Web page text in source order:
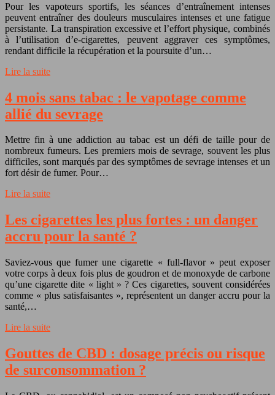
Pour les vapoteurs sportifs, les séances d’entraînement intenses
peuvent entraîner des douleurs musculaires intenses et une fatigue
persistante. La transpiration excessive et l’effort physique, combinés
à l’utilisation d’e-cigarettes, peuvent aggraver ces symptômes,
rendant difficile la récupération et la poursuite d’un…
Lire la suite
4 mois sans tabac : le vapotage comme
allié du sevrage
Mettre fin à une addiction au tabac est un défi de taille pour de
nombreux fumeurs. Les premiers mois de sevrage, souvent les plus
difficiles, sont marqués par des symptômes de sevrage intenses et un
fort désir de fumer. Pour…
Lire la suite
Les cigarettes les plus fortes : un danger
accru pour la santé ?
Saviez-vous que fumer une cigarette « full-flavor » peut exposer
votre corps à deux fois plus de goudron et de monoxyde de carbone
qu’une cigarette dite « light » ? Ces cigarettes, souvent considérées
comme « plus satisfaisantes », représentent un danger accru pour la
santé,…
Lire la suite
Gouttes de CBD : dosage précis ou risque
de surconsommation ?